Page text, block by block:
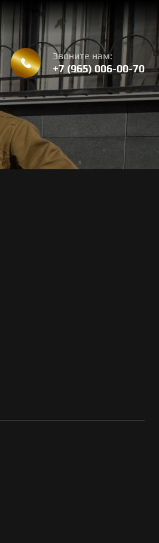
Звоните нам:
+7 (965) 006-00-70